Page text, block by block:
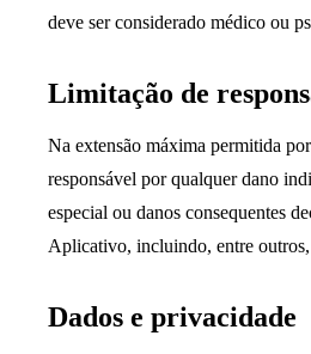
deve ser considerado médico ou
Limitação de
Na extensão máxima permitida
responsável por qualquer dano
especial ou danos consequentes
Aplicativo, incluindo, entre outros,
Dados e privacidade